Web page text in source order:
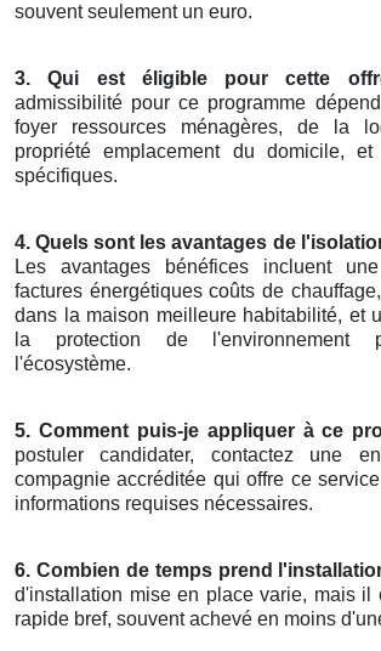
souvent seulement un euro.
3. Qui est éligible pour cette
admissibilité pour ce programme
foyer ressources ménagères, de la
propriété emplacement du domicile, et
spécifiques.
4. Quels sont les avantages de
Les avantages bénéfices incluent
factures énergétiques coûts de
dans la maison meilleure habitabilité, et
la protection de l'environnement
l'écosystème.
5. Comment puis-je appliquer à ce
postuler candidater, contactez une
compagnie accréditée qui offre ce
informations requises nécessaires.
6. Combien de temps prend
d'installation mise en place varie, mais il
rapide bref, souvent achevé en moins